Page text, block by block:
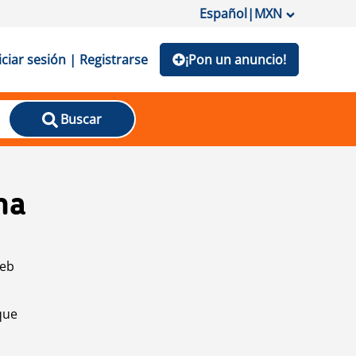
Español|MXN
sesión | Registrarse ¡Pon un anuncio!
Buscar